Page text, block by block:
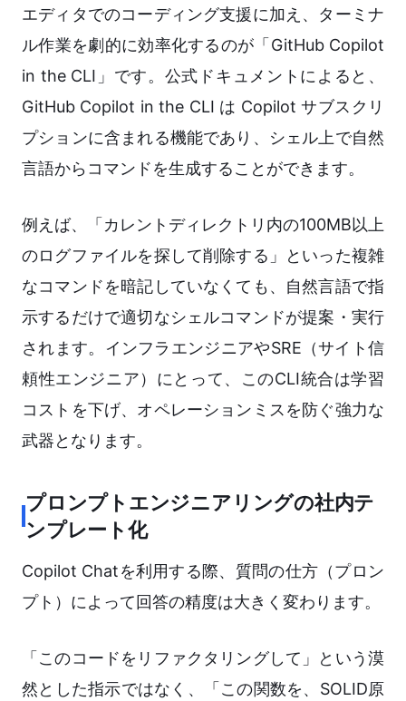
エディタでのコーディング支援に加え、ターミナ
ル作業を劇的に効率化するのが「GitHub Copilot
in the CLI」です。公式ドキュメントによると、
GitHub Copilot in the CLI は Copilot サブスクリ
プションに含まれる機能であり、シェル上で自然
言語からコマンドを生成することができます。
例えば、「カレントディレクトリ内の100MB以上
のログファイルを探して削除する」といった複雑
なコマンドを暗記していなくても、自然言語で指
示するだけで適切なシェルコマンドが提案・実行
されます。インフラエンジニアやSRE（サイト信
頼性エンジニア）にとって、このCLI統合は学習
コストを下げ、オペレーションミスを防ぐ強力な
武器となります。
プロンプトエンジニアリングの社内テ
ンプレート化
Copilot Chatを利用する際、質問の仕方（プロン
プト）によって回答の精度は大きく変わります。
「このコードをリファクタリングして」という漠
然とした指示ではなく、「この関数を、SOLID原